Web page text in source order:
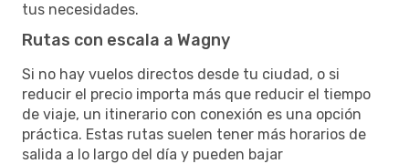
tus necesidades.
Rutas con escala a Wagny
Si no hay vuelos directos desde tu ciudad, o si
reducir el precio importa más que reducir el tiempo
de viaje, un itinerario con conexión es una opción
práctica. Estas rutas suelen tener más horarios de
salida a lo largo del día y pueden bajar